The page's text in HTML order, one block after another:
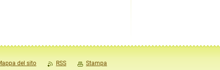
del sito RSS Stampa